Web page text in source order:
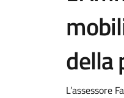
della
L’assessore